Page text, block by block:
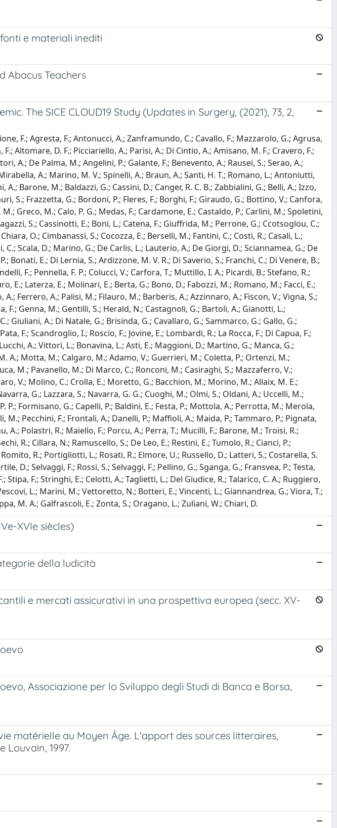
e materiali inediti
Abacus Teachers
The SICE CLOUD19 Study (Updates in Surgery, (2021), 73, 2,
F.; Agresta, F.; Antonucci, A.; Zanframundo, C.; Cavallo, F.; Mazzarolo, G.; Agrusa,
Altomare, D. F.; Picciariello, A.; Parisi, A.; Di Cintio, A.; Amisano, M. F.; Cravero, F.;
A.; De Palma, M.; Angelini, P.; Galante, F.; Benevento, A.; Rausei, S.; Serao, A.;
A.; Marino, M. V.; Spinelli, A.; Braun, A.; Santi, H. T.; Romano, L.; Antoniutti,
Barone, M.; Baldazzi, G.; Cassini, D.; Canger, R. C. B.; Zabbialini, G.; Belli, A.; Izzo,
S.; Frazzetta, G.; Bordoni, P.; Fleres, F.; Borghi, F.; Giraudo, G.; Bottino, V.; Canfora,
Greco, M.; Calo, P. G.; Medas, F.; Cardamone, E.; Castaldo, P.; Carlini, M.; Spoletini,
S.; Cassinotti, E.; Boni, L.; Catena, F.; Giuffrida, M.; Perrone, G.; Ccotsoglou, C.;
O.; Cimbanassi, S.; Cocozza, E.; Berselli, M.; Fantini, C.; Costi, R.; Casali, L.;
Scala, D.; Marino, G.; De Carlis, L.; Lauterio, A.; De Giorgi, D.; Sciannamea, G.; De
E.; Di Lernia, S.; Ardizzone, M. V. R.; Di Saverio, S.; Franchi, C.; Di Venere, B.;
F.; Pennella, F. P.; Colucci, V.; Carfora, T.; Muttillo, I. A.; Picardi, B.; Stefano, R.;
E.; Laterza, E.; Molinari, E.; Berta, G.; Bono, D.; Fabozzi, M.; Romano, M.; Facci, E.;
Ferrero, A.; Palisi, M.; Filauro, M.; Barberis, A.; Azzinnaro, A.; Fiscon, V.; Vigna, S.;
Genna, M.; Gentilli, S.; Herald, N.; Castagnoli, G.; Bartoli, A.; Gianotti, L.;
Giuliani, A.; Di Natale, G.; Brisinda, G.; Cavallaro, G.; Sammarco, G.; Gallo, G.;
F.; Scandroglio, I.; Roscio, F.; Jovine, E.; Lombardi, R.; La Rocca, F.; Di Capua, F.;
A.; Vittori, L.; Bonavina, L.; Asti, E.; Maggioni, D.; Martino, G.; Manca, G.;
A.; Motta, M.; Calgaro, M.; Adamo, V.; Guerrieri, M.; Coletta, P.; Ortenzi, M.;
M.; Pavanello, M.; Di Marco, C.; Ronconi, M.; Casiraghi, S.; Mazzaferro, V.;
V.; Molino, C.; Crolla, E.; Moretto, G.; Bacchion, M.; Morino, M.; Allaix, M. E.;
G.; Lazzara, S.; Navarra, G. G.; Cuoghi, M.; Olmi, S.; Oldani, A.; Uccelli, M.;
P.; Formisano, G.; Capelli, P.; Baldini, E.; Festa, P.; Mottola, A.; Perrotta, M.; Merola,
Pecchini, F.; Frontali, A.; Danelli, P.; Maffioli, A.; Maida, P.; Tammaro, P.; Pignata,
Polastri, R.; Maiello, F.; Porcu, A.; Perra, T.; Mucilli, F.; Barone, M.; Troisi, R.;
R.; Cillara, N.; Ramuscello, S.; De Leo, E.; Restini, E.; Tumolo, R.; Cianci, P.;
R.; Portigliotti, L.; Rosati, R.; Elmore, U.; Russello, D.; Latteri, S.; Costarella, S.
D.; Selvaggi, F.; Rossi, S.; Selvaggi, F.; Pellino, G.; Sganga, G.; Fransvea, P.; Testa,
Stipa, F.; Stringhi, E.; Celotti, A.; Taglietti, L.; Del Giudice, R.; Talarico, C. A.; Ruggiero,
L.; Marini, M.; Vettoretto, N.; Botteri, E.; Vincenti, L.; Giannandrea, G.; Viora, T.;
M. A.; Galfrascoli, E.; Zonta, S.; Oragano, L.; Zuliani, W.; Chiari, D.
XVIe siècles)
della ludicità
e mercati assicurativi in una prospettiva europea (secc. XV-
Associazione per lo Sviluppo degli Studi di Banca e Borsa,
matérielle au Moyen Âge. L'apport des sources litteraires,
1997.